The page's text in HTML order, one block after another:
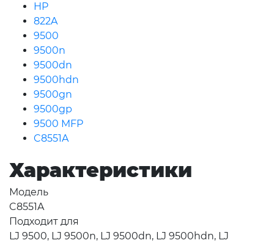
HP
822A
9500
9500n
9500dn
9500hdn
9500gn
9500gp
9500 MFP
C8551A
Характеристики
Модель
C8551A
Подходит для
LJ 9500, LJ 9500n, LJ 9500dn, LJ 9500hdn, LJ